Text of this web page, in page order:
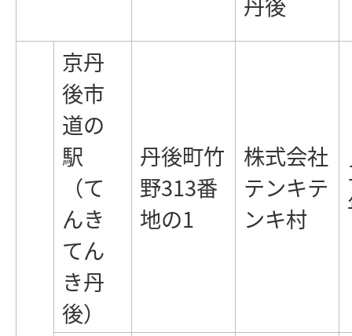
京丹
後市
道の
駅
（て
んき
てん
き丹
後）
丹後町竹
野313番
地の1
株式会社
テンキテ
ンキ村